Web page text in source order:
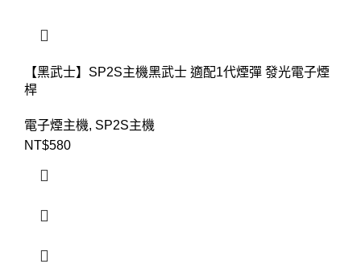
【黑武士】SP2S主機黑武士 適配1代煙彈 發光電子煙
桿
電子煙主機, SP2S主機
NT$580